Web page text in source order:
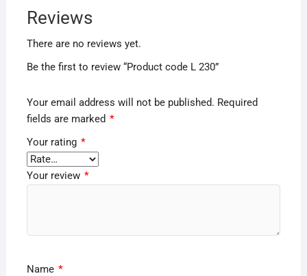
Reviews
There are no reviews yet.
Be the first to review “Product code L 230”
Your email address will not be published. Required
fields are marked *
Your rating *
Your review *
Name *